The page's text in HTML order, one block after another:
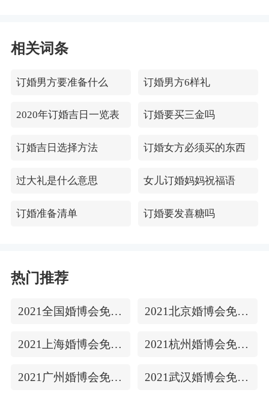
相关词条
订婚男方要准备什么 订婚男方6样礼
2020年订婚吉日一览表 订婚要买三金吗
订婚吉日选择方法 订婚女方必须买的东西
过大礼是什么意思 女儿订婚妈妈祝福语
订婚准备清单 订婚要发喜糖吗
热门推荐
2021全国婚博会免费门票 2021北京婚博会免费门票
2021上海婚博会免费门票 2021杭州婚博会免费门票
2021广州婚博会免费门票 2021武汉婚博会免费门票